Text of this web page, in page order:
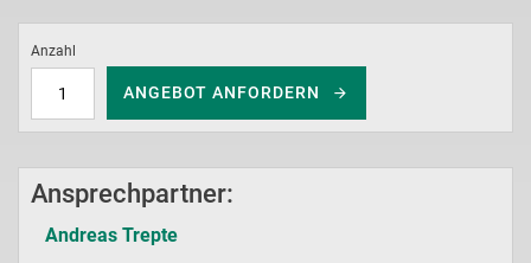
Anzahl
ANGEBOT ANFORDERN
Ansprechpartner:
Andreas Trepte